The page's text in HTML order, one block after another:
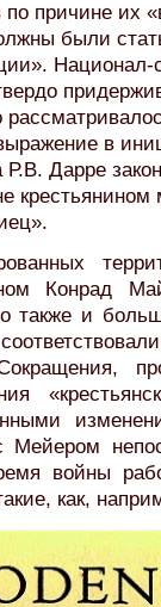
по причине их
были
Национал-
в
Р.В. Дарре
крестьянином
Конрад
также и
Мейером
войны
как,